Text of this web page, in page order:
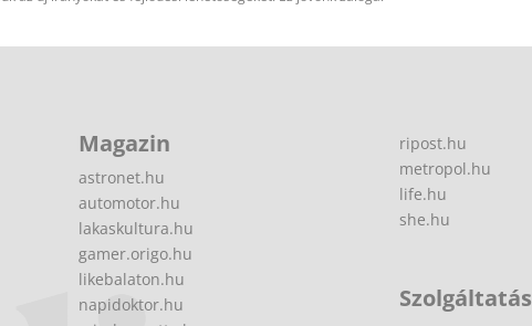
Magazin
astronet.hu
automotor.hu
lakaskultura.hu
gamer.origo.hu
likebalaton.hu
napidoktor.hu
ripost.hu
metropol.hu
life.hu
she.hu
Szolgáltatás